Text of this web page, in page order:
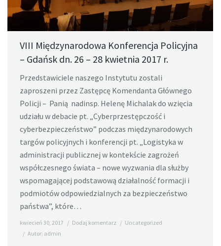
VIII Międzynarodowa Konferencja Policyjna
– Gdańsk dn. 26 – 28 kwietnia 2017 r.
Przedstawiciele naszego Instytutu zostali
zaproszeni przez Zastępcę Komendanta Głównego
Policji – Panią nadinsp. Helenę Michalak do wzięcia
udziału w debacie pt. „Cyberprzestępczość i
cyberbezpieczeństwo” podczas międzynarodowych
targów policyjnych i konferencji pt. „Logistyka w
administracji publicznej w kontekście zagrożeń
współczesnego świata – nowe wyzwania dla służby
wspomagającej podstawową działalność formacji i
podmiotów odpowiedzialnych za bezpieczeństwo
państwa”, które…
kwiecień 30, 2017 Dodaj komentarz
Uncategorized
Autor: admin